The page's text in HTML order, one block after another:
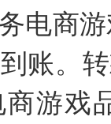
电商
账。
游戏